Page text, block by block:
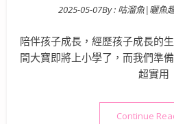
2025-05-07By : 咕溜魚|曬魚
陪伴孩子成長，經歷孩子成長的
間大寶即將上小學了，而我們準
超實用
Continue